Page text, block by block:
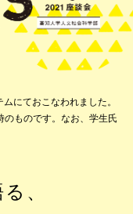
にておこなわれました。
ものです。なお、学生氏
、